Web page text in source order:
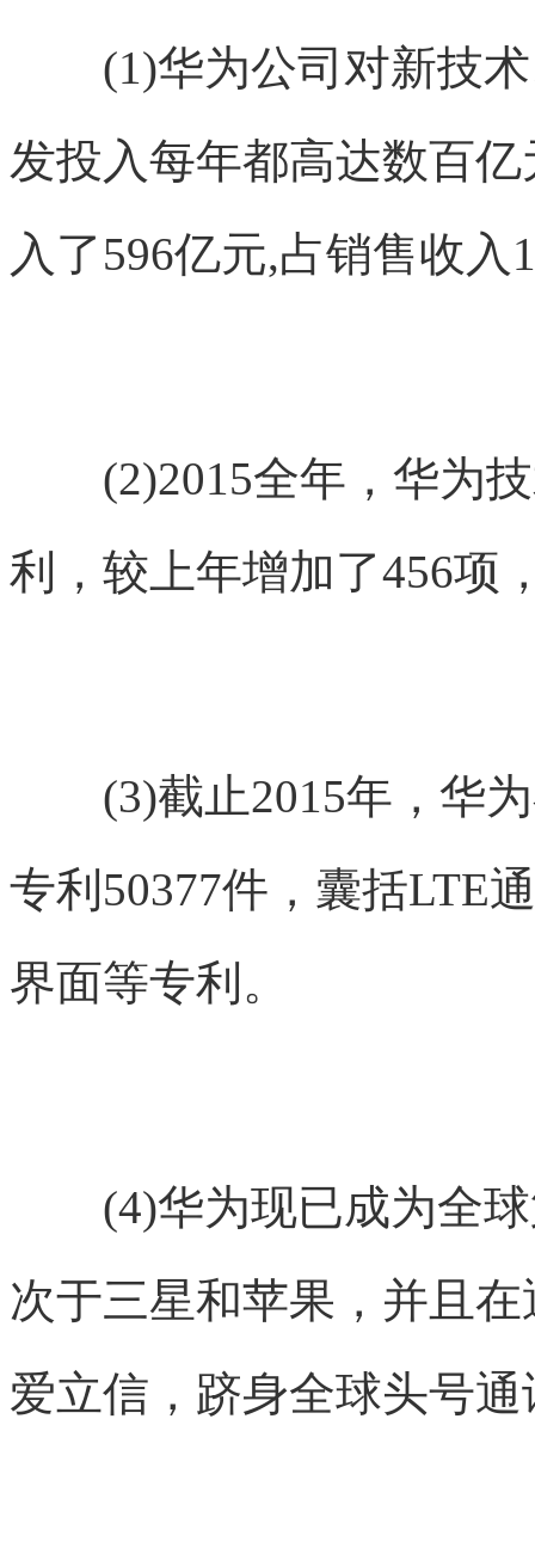
(1)华为公司对新技术
发投入每年都高达数百
入了596亿元,占销售收入
(2)2015全年，华为技
利，较上年增加了456项
(3)截止2015年，华为
专利50377件，囊括LTE
界面等专利。
(4)华为现已成为全球
次于三星和苹果，并且
爱立信，跻身全球头号